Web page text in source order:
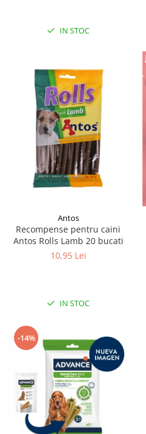
IN STOC
Antos
Recompense pentru caini
Antos Rolls Lamb 20 bucati
10,95 Lei
IN STOC
-14%